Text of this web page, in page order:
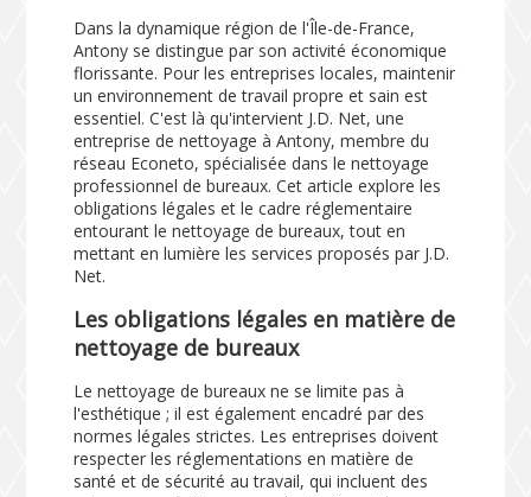
Dans la dynamique région de l'Île-de-France,
Antony se distingue par son activité économique
florissante. Pour les entreprises locales, maintenir
un environnement de travail propre et sain est
essentiel. C'est là qu'intervient J.D. Net, une
entreprise de nettoyage à Antony, membre du
réseau Econeto, spécialisée dans le nettoyage
professionnel de bureaux. Cet article explore les
obligations légales et le cadre réglementaire
entourant le nettoyage de bureaux, tout en
mettant en lumière les services proposés par J.D.
Net.
Les obligations légales en matière de
nettoyage de bureaux
Le nettoyage de bureaux ne se limite pas à
l'esthétique ; il est également encadré par des
normes légales strictes. Les entreprises doivent
respecter les réglementations en matière de
santé et de sécurité au travail, qui incluent des